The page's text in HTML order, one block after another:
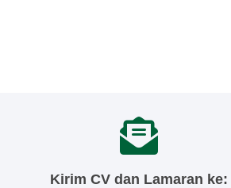
Kirim CV dan Lamaran ke: